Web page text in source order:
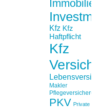
Kfz Kfz
Haftpflicht
Kfz
Makler
Pflegeversicherung
PKV Private